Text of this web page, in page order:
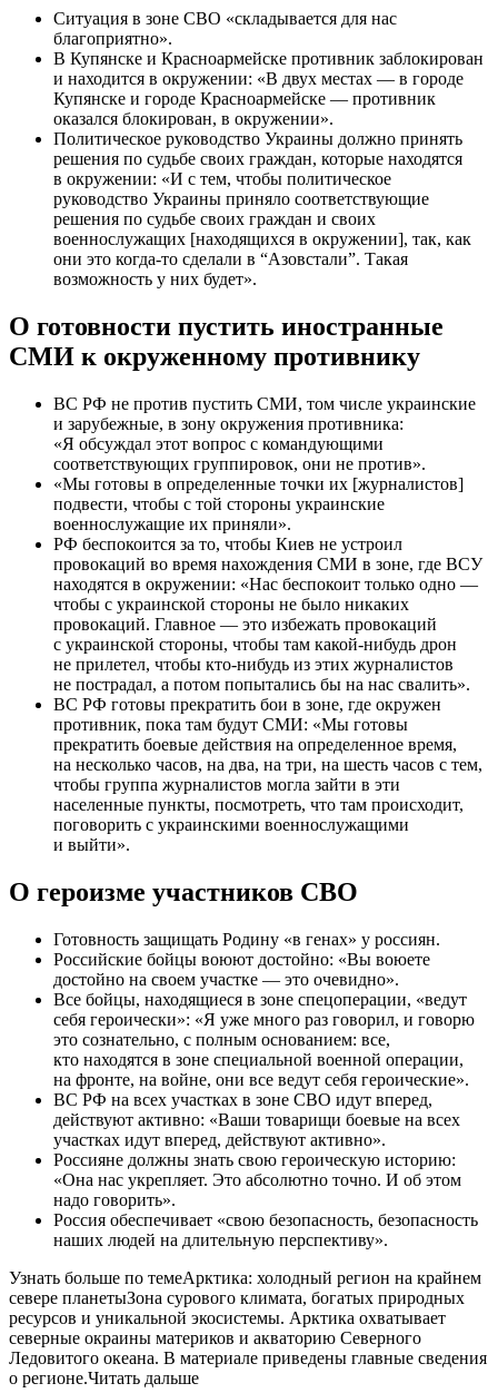
Ситуация в зоне СВО «складывается для нас
благоприятно».
В Купянске и Красноармейске противник заблокирован
и находится в окружении: «В двух местах — в городе
Купянске и городе Красноармейске — противник
оказался блокирован, в окружении».
Политическое руководство Украины должно принять
решения по судьбе своих граждан, которые находятся
в окружении: «И с тем, чтобы политическое
руководство Украины приняло соответствующие
решения по судьбе своих граждан и своих
военнослужащих [находящихся в окружении], так, как
они это когда-то сделали в “Азовстали”. Такая
возможность у них будет».
О готовности пустить иностранные
СМИ к окруженному противнику
ВС РФ не против пустить СМИ, том числе украинские
и зарубежные, в зону окружения противника:
«Я обсуждал этот вопрос с командующими
соответствующих группировок, они не против».
«Мы готовы в определенные точки их [журналистов]
подвести, чтобы с той стороны украинские
военнослужащие их приняли».
РФ беспокоится за то, чтобы Киев не устроил
провокаций во время нахождения СМИ в зоне, где ВСУ
находятся в окружении: «Нас беспокоит только одно —
чтобы с украинской стороны не было никаких
провокаций. Главное — это избежать провокаций
с украинской стороны, чтобы там какой-нибудь дрон
не прилетел, чтобы кто-нибудь из этих журналистов
не пострадал, а потом попытались бы на нас свалить».
ВС РФ готовы прекратить бои в зоне, где окружен
противник, пока там будут СМИ: «Мы готовы
прекратить боевые действия на определенное время,
на несколько часов, на два, на три, на шесть часов с тем,
чтобы группа журналистов могла зайти в эти
населенные пункты, посмотреть, что там происходит,
поговорить с украинскими военнослужащими
и выйти».
О героизме участников СВО
Готовность защищать Родину «в генах» у россиян.
Российские бойцы воюют достойно: «Вы воюете
достойно на своем участке — это очевидно».
Все бойцы, находящиеся в зоне спецоперации, «ведут
себя героически»: «Я уже много раз говорил, и говорю
это сознательно, с полным основанием: все,
кто находятся в зоне специальной военной операции,
на фронте, на войне, они все ведут себя героические».
ВС РФ на всех участках в зоне СВО идут вперед,
действуют активно: «Ваши товарищи боевые на всех
участках идут вперед, действуют активно».
Россияне должны знать свою героическую историю:
«Она нас укрепляет. Это абсолютно точно. И об этом
надо говорить».
Россия обеспечивает «свою безопасность, безопасность
наших людей на длительную перспективу».
Узнать больше по темеАрктика: холодный регион на крайнем
севере планетыЗона сурового климата, богатых природных
ресурсов и уникальной экосистемы. Арктика охватывает
северные окраины материков и акваторию Северного
Ледовитого океана. В материале приведены главные сведения
о регионе.Читать дальше